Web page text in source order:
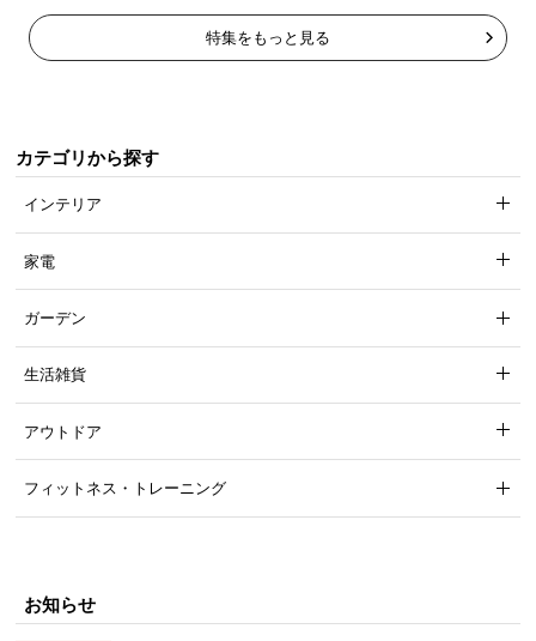
ガタつき防止のアジャスター
脚裏にはガタつきを抑えるアジャスター付き。高さ
特集をもっと見る
カテゴリから探す
インテリア
家電
ガーデン
生活雑貨
アウトドア
フィットネス・トレーニング
お知らせ